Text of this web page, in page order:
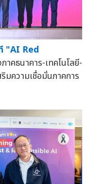
"AI Red
คธนาคาร-เทคโนโลยี-
มความเชื่อมั่นภาคการ